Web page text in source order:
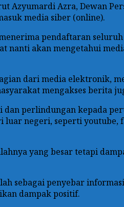
Azyumardi Azra, Dewan
media siber (online).
pendaftaran
nanti akan mengetahui
dari media elektronik,
mengakses berita
perlindungan kepada
luar negeri, seperti youtube,
yang besar tetapi
sebagai penyebar
dampak positif.